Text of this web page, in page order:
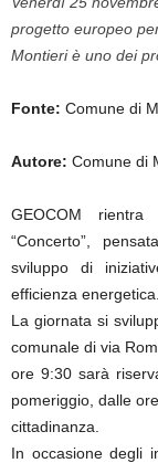
progetto europeo
Montieri è uno dei
Fonte: Comune di
Autore: Comune di
GEOCOM rientra
“Concerto”,
sviluppo di
efficienza energetica.
La giornata si
comunale di via
ore 9:30 sarà
pomeriggio, dalle
cittadinanza.
In occasione degli